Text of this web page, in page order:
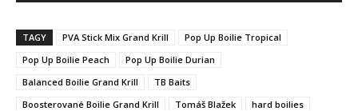
TAGY PVA Stick Mix Grand Krill
Pop Up Boilie Tropical
Pop Up Boilie Peach
Pop Up Boilie Durian
Balanced Boilie Grand Krill
TB Baits
Boosterované Boilie Grand Krill
Tomáš Blažek
hard boilies